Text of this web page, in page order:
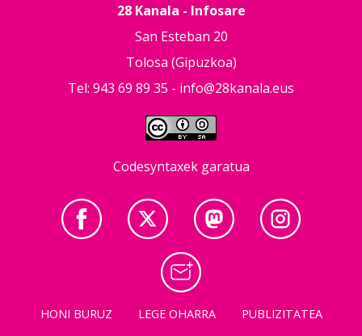
28 Kanala - Infosare
San Esteban 20
Tolosa (Gipuzkoa)
Tel: 943 69 89 35 - info@28kanala.eus
Codesyntaxek garatua
HONI BURUZ LEGE OHARRA
PUBLIZITATEA